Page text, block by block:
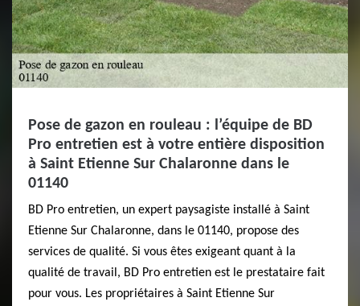
Pose de gazon en rouleau : l’équipe de BD
Pro entretien est à votre entière disposition
à Saint Etienne Sur Chalaronne dans le
01140
BD Pro entretien, un expert paysagiste installé à Saint
Etienne Sur Chalaronne, dans le 01140, propose des
services de qualité. Si vous êtes exigeant quant à la
qualité de travail, BD Pro entretien est le prestataire fait
pour vous. Les propriétaires à Saint Etienne Sur